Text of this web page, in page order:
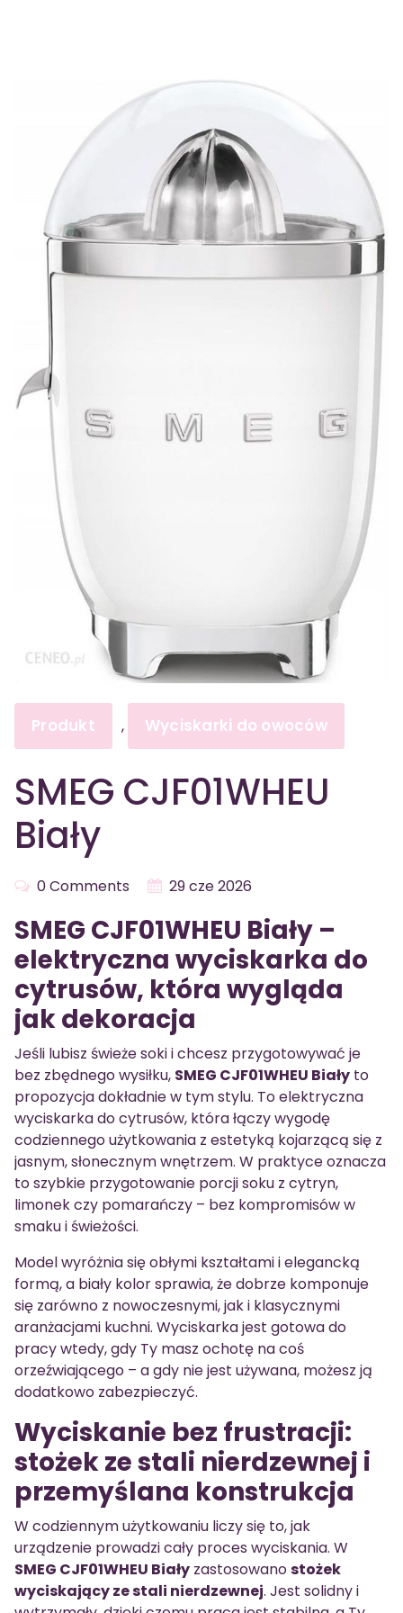
Produkt , Wyciskarki do owoców
SMEG CJF01WHEU
Biały
0 Comments 29 cze 2026
SMEG CJF01WHEU Biały –
elektryczna wyciskarka do
cytrusów, która wygląda
jak dekoracja
Jeśli lubisz świeże soki i chcesz przygotowywać je
bez zbędnego wysiłku, SMEG CJF01WHEU Biały to
propozycja dokładnie w tym stylu. To elektryczna
wyciskarka do cytrusów, która łączy wygodę
codziennego użytkowania z estetyką kojarzącą się z
jasnym, słonecznym wnętrzem. W praktyce oznacza
to szybkie przygotowanie porcji soku z cytryn,
limonek czy pomarańczy – bez kompromisów w
smaku i świeżości.
Model wyróżnia się obłymi kształtami i elegancką
formą, a biały kolor sprawia, że dobrze komponuje
się zarówno z nowoczesnymi, jak i klasycznymi
aranżacjami kuchni. Wyciskarka jest gotowa do
pracy wtedy, gdy Ty masz ochotę na coś
orzeźwiającego – a gdy nie jest używana, możesz ją
dodatkowo zabezpieczyć.
Wyciskanie bez frustracji:
stożek ze stali nierdzewnej i
przemyślana konstrukcja
W codziennym użytkowaniu liczy się to, jak
urządzenie prowadzi cały proces wyciskania. W
SMEG CJF01WHEU Biały zastosowanostożek
wyciskający ze stali nierdzewnej. Jest solidny i